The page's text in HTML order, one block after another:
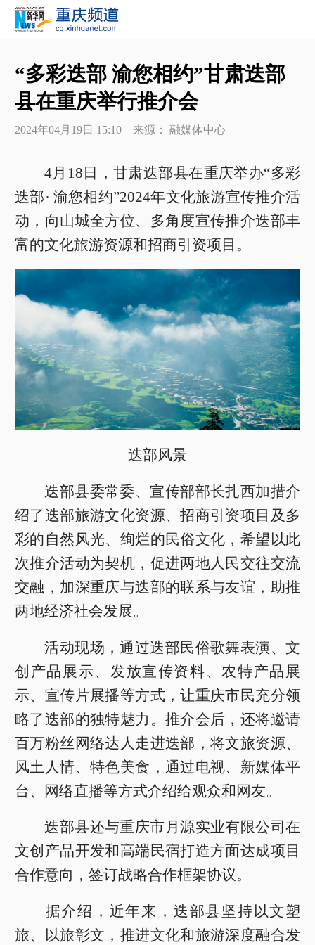
“多彩迭部 渝您相约”甘肃迭部
县在重庆举行推介会
2024年04月19日 15:10 来源： 融媒体中心
4月18日，甘肃迭部县在重庆举办“多彩
迭部· 渝您相约”2024年文化旅游宣传推介活
动，向山城全方位、多角度宣传推介迭部丰
富的文化旅游资源和招商引资项目。
迭部风景
迭部县委常委、宣传部部长扎西加措介
绍了迭部旅游文化资源、招商引资项目及多
彩的自然风光、绚烂的民俗文化，希望以此
次推介活动为契机，促进两地人民交往交流
交融，加深重庆与迭部的联系与友谊，助推
两地经济社会发展。
活动现场，通过迭部民俗歌舞表演、文
创产品展示、发放宣传资料、农特产品展
示、宣传片展播等方式，让重庆市民充分领
略了迭部的独特魅力。推介会后，还将邀请
百万粉丝网络达人走进迭部，将文旅资源、
风土人情、特色美食，通过电视、新媒体平
台、网络直播等方式介绍给观众和网友。
迭部县还与重庆市月源实业有限公司在
文创产品开发和高端民宿打造方面达成项目
合作意向，签订战略合作框架协议。
据介绍，近年来，迭部县坚持以文塑
旅、以旅彰文，推进文化和旅游深度融合发